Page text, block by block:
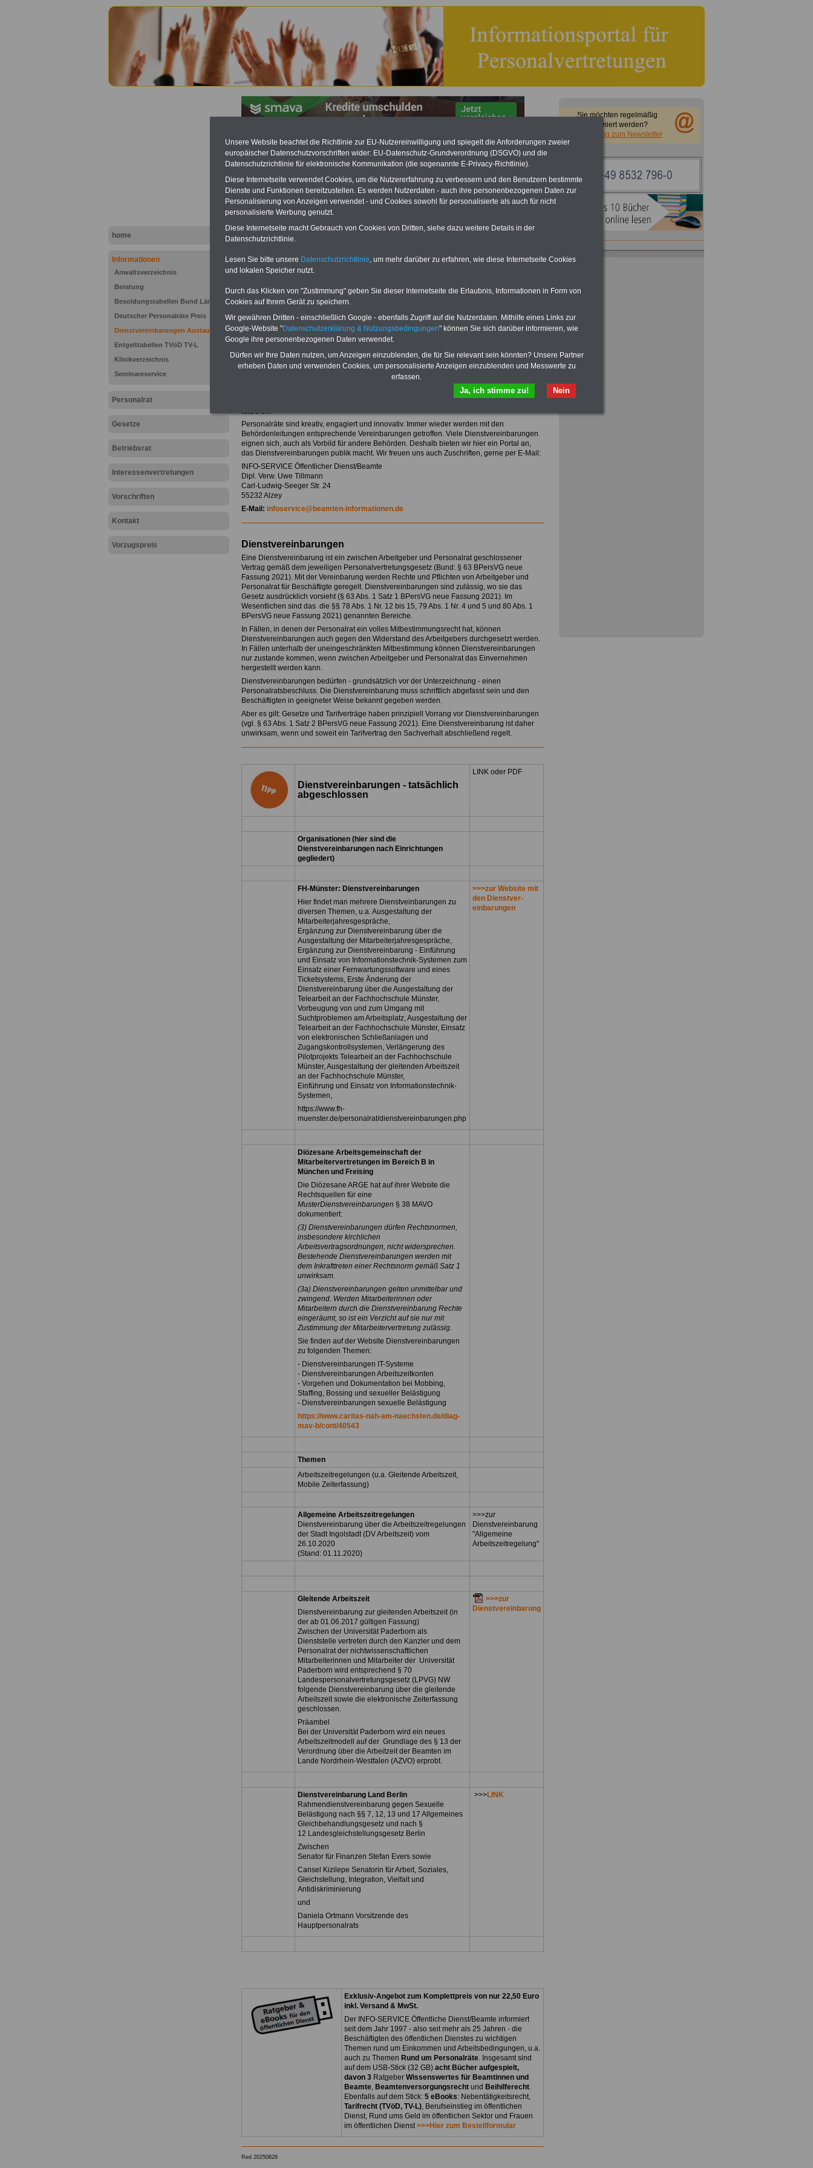
home
Informationen
Anwaltsverzeichnis
Beratung
Besoldungstabellen Bund Länder
Deutscher Personalräte Preis
Dienstvereinbarungen Austausch
Entgelttabellen TVöD TV-L
Klinikverzeichnis
Seminareservice
Personalrat
Gesetze
Betriebsrat
Interessenvertretungen
Vorschriften
Kontakt
Vorzugspreis
Personalrat: Hier können Personalvertretungen ihre
abgeschlossenen Dienstvereinbarungen bekannt machen
eBook zum Tarifrecht
ÖD neu aufgelegt
Das beliebte eBook wurde im
Beschäftigte - TVöD und TV-L -
und Kommunen.
Euro (inkl. Bearbeitungsentgelt
und MwSt.) kann das >>> eBook
Dienstvereinbarungen - hier können Personalvertretungen, die
von ihnen abgeschlossenen Dienstvereinbarungen platzieren
Personalräte sind kreativ, engagiert und innovativ. Immer wieder werden mit den
Behördenleitungen entsprechende Vereinbarungen getroffen. Viele Dienstvereinbarungen
eignen sich, auch als Vorbild für andere Behörden. Deshalb bieten wir hier ein Portal an,
das Dienstvereinbarungen publik macht. Wir freuen uns auch Zuschriften, gerne per E-Mail:
INFO-SERVICE Öffentlicher Dienst/Beamte
Dipl. Verw. Uwe Tillmann
Carl-Ludwig-Seeger Str. 24
55232 Alzey
E-Mail: infoservice@beamten-informationen.de
Dienstvereinbarungen
Eine Dienstvereinbarung ist ein zwischen Arbeitgeber und Personalrat geschlossener
Vertrag gemäß dem jeweiligen Personalvertretungsgesetz (Bund: § 63 BPersVG neue
Fassung 2021). Mit der Vereinbarung werden Rechte und Pflichten von Arbeitgeber und
Personalrat für Beschäftigte geregelt. Dienstvereinbarungen sind zulässig, wo sie das
Gesetz ausdrücklich vorsieht (§ 63 Abs. 1 Satz 1 BPersVG neue Fassung 2021). Im
Wesentlichen sind das die §§ 78 Abs. 1 Nr. 12 bis 15, 79 Abs. 1 Nr. 4 und 5 und 80 Abs. 1
BPersVG neue Fassung 2021) genannten Bereiche.
In Fällen, in denen der Personalrat ein volles Mitbestimmungsrecht hat, können
Dienstvereinbarungen auch gegen den Widerstand des Arbeitgebers durchgesetzt werden.
In Fällen unterhalb der uneingeschränkten Mitbestimmung können Dienstvereinbarungen
nur zustande kommen, wenn zwischen Arbeitgeber und Personalrat das Einvernehmen
hergestellt werden kann.
Dienstvereinbarungen bedürfen - grundsätzlich vor der Unterzeichnung - einen
Personalratsbeschluss. Die Dienstvereinbarung muss schriftlich abgefasst sein und den
Beschäftigten in geeigneter Weise bekannt gegeben werden.
Aber es gilt: Gesetze und Tarifverträge haben prinzipiell Vorrang vor Dienstvereinbarungen
(vgl. § 63 Abs. 1 Satz 2 BPersVG neue Fassung 2021). Eine Dienstvereinbarung ist daher
unwirksam, wenn und soweit ein Tarifvertrag den Sachverhalt abschließend regelt.
Dienstvereinbarungen - tatsächlich
abgeschlossen
LINK oder PDF
Organisationen (hier sind die
Dienstvereinbarungen nach Einrichtungen
gegliedert)
FH-Münster: Dienstvereinbarungen
Hier findet man mehrere Dienstveinbarungen zu
diversen Themen, u.a. Ausgestaltung der
Mitarbeiterjahresgespräche,
Ergänzung zur Dienstvereinbarung über die
Ausgestaltung der Mitarbeiterjahresgespräche,
Ergänzung zur Dienstvereinbarung - Einführung
und Einsatz von Informationstechnik-Systemen zum
Einsatz einer Fernwartungssoftware und eines
Ticketsystems, Erste Änderung der
Dienstvereinbarung über die Ausgestaltung der
Telearbeit an der Fachhochschule Münster,
Vorbeugung von und zum Umgang mit
Suchtproblemen am Arbeitsplatz, Ausgestaltung der
Telearbeit an der Fachhochschule Münster, Einsatz
von elektronischen Schließanlagen und
Zugangskontrollsystemen, Verlängerung des
Pilotprojekts Telearbeit an der Fachhochschule
Münster, Ausgestaltung der gleitenden Arbeitszeit
an der Fachhochschule Münster,
Einführung und Einsatz von Informationstechnik-
Systemen,
https://www.fh-
muenster.de/personalrat/dienstvereinbarungen.php
>>>zur Website mit
den Dienstver-
einbarungen
Diözesane Arbeitsgemeinschaft der
Mitarbeitervertretungen im Bereich B in
München und Freising
Die Diözesane ARGE hat auf ihrer Website die
Rechtsquellen für eine
MusterDienstvereinbarungen § 38 MAVO
dokumentiert:
(3) Dienstvereinbarungen dürfen Rechtsnormen,
insbesondere kirchlichen
Arbeitsvertragsordnungen, nicht widersprechen.
Bestehende Dienstvereinbarungen werden mit
dem Inkrafttreten einer Rechtsnorm gemäß Satz 1
unwirksam.
(3a) Dienstvereinbarungen gelten unmittelbar und
zwingend. Werden Mitarbeiterinnen oder
Mitarbeitern durch die Dienstvereinbarung Rechte
eingeräumt, so ist ein Verzicht auf sie nur mit
Zustimmung der Mitarbeitervertretung zulässig.
Sie finden auf der Website Dienstvereinbarungen
zu folgenden Themen:
- Dienstvereinbarungen IT-Systeme
- Dienstvereinbarungen Arbeitszeitkonten
- Vorgehen und Dokumentation bei Mobbing,
Staffing, Bossing und sexueller Belästigung
- Dienstvereinbarungen sexuelle Belästigung
https://www.caritas-nah-am-naechsten.de/diag-
mav-b/cont/40543
Themen
Arbeitszeitregelungen (u.a. Gleitende Arbeitszeit,
Mobile Zeiterfassung)
Allgemeine Arbeitszeitregelungen
Dienstvereinbarung über die Arbeitszeitregelungen
der Stadt Ingolstadt (DV Arbeitszeit) vom
26.10.2020
(Stand: 01.11.2020)
>>>zur
Dienstvereinbarung
"Allgemeine
Arbeitszeitregelung"
Gleitende Arbeitszeit
Dienstvereinbarung zur gleitenden Arbeitszeit (in
der ab 01.06.2017 gültigen Fassung)
Zwischen der Universität Paderborn als
Dienststelle vertreten durch den Kanzler und dem
Personalrat der nichtwissenschaftlichen
Mitarbeiterinnen und Mitarbeiter der Universität
Paderborn wird entsprechend § 70
Landespersonalvertretungsgesetz (LPVG) NW
folgende Dienstvereinbarung über die gleitende
Arbeitszeit sowie die elektronische Zeiterfassung
geschlossen.
Präambel
Bei der Universität Paderborn wird ein neues
Arbeitszeitmodell auf der Grundlage des § 13 der
Verordnung über die Arbeitzeit der Beamten im
Lande Nordrhein-Westfalen (AZVO) erprobt.
>>>zur
Dienstvereinbarung
Dienstvereinbarung Land Berlin
Rahmendienstvereinbarung gegen Sexuelle
Belästigung nach §§ 7, 12, 13 und 17 Allgemeines
Gleichbehandlungsgesetz und nach §
12 Landesgleichstellungsgesetz Berlin
Zwischen
Senator für Finanzen Stefan Evers sowie
Cansel Kizilepe Senatorin für Arbeit, Soziales,
Gleichstellung, Integration, Vielfalt und
Antidiskriminierung
und
Daniela Ortmann Vorsitzende des
Hauptpersonalrats
>>>LINK
Exklusiv-Angebot zum Komplettpreis von nur 22,50 Euro
inkl. Versand & MwSt.
Der INFO-SERVICE Öffentliche Dienst/Beamte informiert
seit dem Jahr 1997 - also seit mehr als 25 Jahren - die
Beschäftigten des öffentlichen Dienstes zu wichtigen
Themen rund um Einkommen und Arbeitsbedingungen, u.a.
auch zu Themen Rund um Personalräte. Insgesamt sind
auf dem USB-Stick (32 GB) acht Bücher aufgespielt,
davon 3 Ratgeber Wissenswertes für Beamtinnen und
Beamte, Beamtenversorgungsrecht und Beihilferecht.
Ebenfalls auf dem Stick: 5 eBooks: Nebentätigkeitsrecht,
Tarifrecht (TVöD, TV-L), Berufseinstieg im öffentlichen
Dienst, Rund ums Geld im öffentlichen Sektor und Frauen
im öffentlichen Dienst>>>Hier zum Bestellformular
Red 20250826
Sie möchten regelmäßig
informiert werden?
Anmeldung zum Newsletter
Unsere Website beachtet die Richtlinie zur EU-Nutzereinwilligung und spiegelt die Anforderungen zweier
europäischer Datenschutzvorschriften wider: EU-Datenschutz-Grundverordnung (DSGVO) und die
Datenschutzrichtlinie für elektronische Kommunikation (die sogenannte E-Privacy-Richtlinie).
Diese Internetseite verwendet Cookies, um die Nutzererfahrung zu verbessern und den Benutzern bestimmte
Dienste und Funktionen bereitzustellen. Es werden Nutzerdaten - auch ihre personenbezogenen Daten zur
Personalisierung von Anzeigen verwendet - und Cookies sowohl für personalisierte als auch für nicht
personalisierte Werbung genutzt.
Diese Internetseite macht Gebrauch von Cookies von Dritten, siehe dazu weitere Details in der
Datenschutzrichtlinie.
Lesen Sie bitte unsere Datenschutzrichtlinie, um mehr darüber zu erfahren, wie diese Internetseite Cookies
und lokalen Speicher nutzt.
Durch das Klicken von "Zustimmung" geben Sie dieser Internetseite die Erlaubnis, Informationen in Form von
Cookies auf Ihrem Gerät zu speichern.
Wir gewähren Dritten - einschließlich Google - ebenfalls Zugriff auf die Nutzerdaten. Mithilfe eines Links zur
Google-Website "Datenschutzerklärung & Nutzungsbedingungen" können Sie sich darüber informieren, wie
Google ihre personenbezogenen Daten verwendet.
Dürfen wir Ihre Daten nutzen, um Anzeigen einzublenden, die für Sie relevant sein könnten? Unsere Partner
erheben Daten und verwenden Cookies, um personalisierte Anzeigen einzublenden und Messwerte zu
erfassen.
Nein
Ja, ich stimme zu!